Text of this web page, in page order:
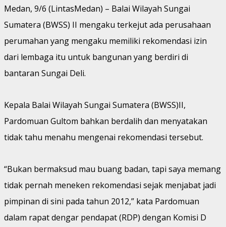
Medan, 9/6 (LintasMedan) – Balai Wilayah Sungai
Sumatera (BWSS) II mengaku terkejut ada perusahaan
perumahan yang mengaku memiliki rekomendasi izin
dari lembaga itu untuk bangunan yang berdiri di
bantaran Sungai Deli.
Kepala Balai Wilayah Sungai Sumatera (BWSS)II,
Pardomuan Gultom bahkan berdalih dan menyatakan
tidak tahu menahu mengenai rekomendasi tersebut.
“Bukan bermaksud mau buang badan, tapi saya memang
tidak pernah meneken rekomendasi sejak menjabat jadi
pimpinan di sini pada tahun 2012,” kata Pardomuan
dalam rapat dengar pendapat (RDP) dengan Komisi D